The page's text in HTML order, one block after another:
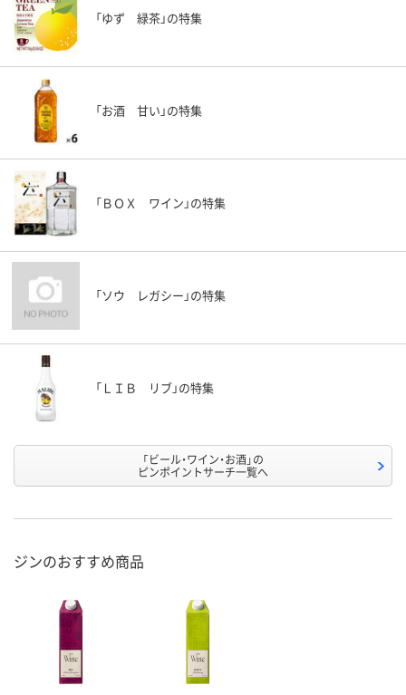
「ゆず 緑茶」の特集
「お酒 甘い」の特集
「ＢＯＸ ワイン」の特集
「ソウ レガシー」の特集
「ＬＩＢ リブ」の特集
「ビール・ワイン・お酒」の
ピンポイントサーチ一覧へ
ジンのおすすめ商品